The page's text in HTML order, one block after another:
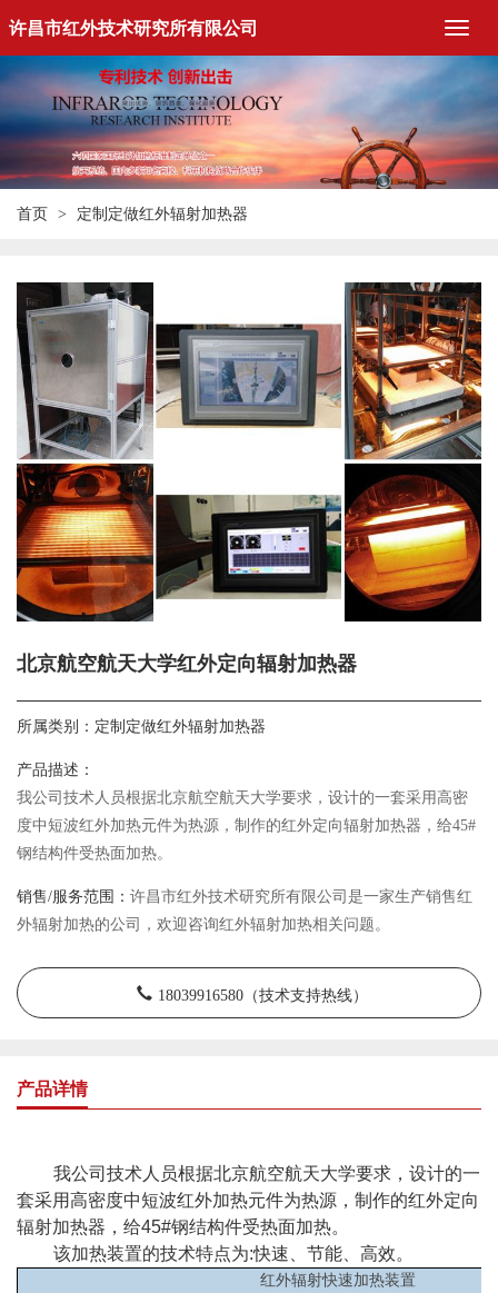
许昌市红外技术研究所有限公司
首页 定制定做红外辐射加热器
北京航空航天大学红外定向辐射加热器
所属类别： 定制定做红外辐射加热器
产品描述：
我公司技术人员根据北京航空航天大学要求，设计的一套采用高密
度中短波红外加热元件为热源，制作的红外定向辐射加热器，给45#
钢结构件受热面加热。
销售/服务范围： 许昌市红外技术研究所有限公司是一家生产销售红
外辐射加热的公司，欢迎咨询红外辐射加热相关问题。
18039916580（技术支持热线）
产品详情
我公司技术人员根据北京航空航天大学要求，设计的一
套采用高密度中短波红外加热元件为热源，制作的红外定向
辐射加热器，给45#钢结构件受热面加热。
该加热装置的技术特点为:快速、节能、高效。
红外辐射快速加热装置